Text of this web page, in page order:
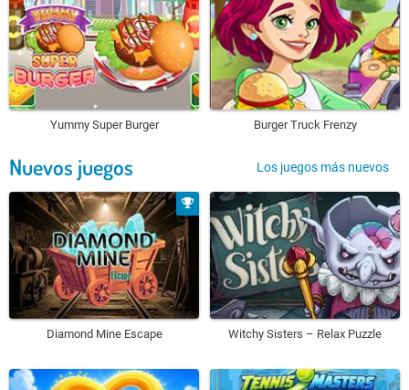
Yummy Super Burger Burger Truck Frenzy
Nuevos juegos Los juegos más nuevos
Diamond Mine Escape Witchy Sisters – Relax Puzzle